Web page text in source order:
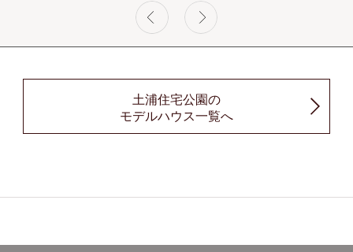
土浦住宅公園の
モデルハウス一覧へ